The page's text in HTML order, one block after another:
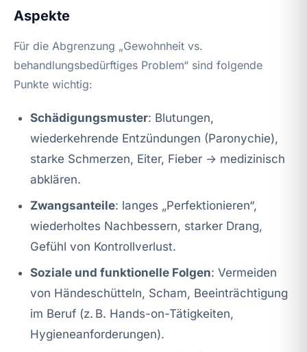
Aspekte
Für die Abgrenzung „Gewohnheit vs.
behandlungsbedürftiges Problem“ sind folgende
Punkte wichtig:
Schädigungsmuster: Blutungen,
wiederkehrende Entzündungen (Paronychie),
starke Schmerzen, Eiter, Fieber → medizinisch
abklären.
Zwangsanteile: langes „Perfektionieren“,
wiederholtes Nachbessern, starker Drang,
Gefühl von Kontrollverlust.
Soziale und funktionelle Folgen: Vermeiden
von Händeschütteln, Scham, Beeinträchtigung
im Beruf (z. B. Hands-on-Tätigkeiten,
Hygieneanforderungen).